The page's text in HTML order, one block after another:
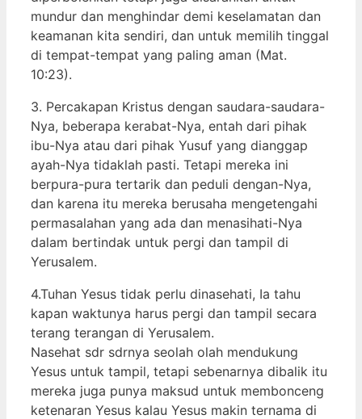
mundur dan menghindar demi keselamatan dan
keamanan kita sendiri, dan untuk memilih tinggal
di tempat-tempat yang paling aman (Mat.
10:23).
3. Percakapan Kristus dengan saudara-saudara-
Nya, beberapa kerabat-Nya, entah dari pihak
ibu-Nya atau dari pihak Yusuf yang dianggap
ayah-Nya tidaklah pasti. Tetapi mereka ini
berpura-pura tertarik dan peduli dengan-Nya,
dan karena itu mereka berusaha mengetengahi
permasalahan yang ada dan menasihati-Nya
dalam bertindak untuk pergi dan tampil di
Yerusalem.
4.Tuhan Yesus tidak perlu dinasehati, Ia tahu
kapan waktunya harus pergi dan tampil secara
terang terangan di Yerusalem.
Nasehat sdr sdrnya seolah olah mendukung
Yesus untuk tampil, tetapi sebenarnya dibalik itu
mereka juga punya maksud untuk membonceng
ketenaran Yesus kalau Yesus makin ternama di